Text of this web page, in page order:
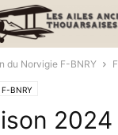
du Norvigie F-BNRY
BNRY
2024